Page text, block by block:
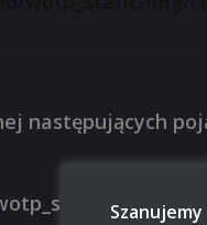
następujących